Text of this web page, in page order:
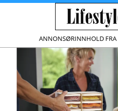
ANNONSØRINNHOLD FRA